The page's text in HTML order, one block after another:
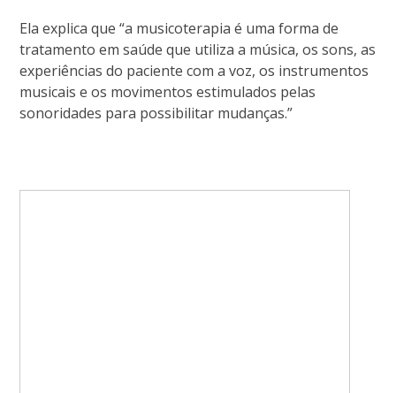
Ela explica que “a musicoterapia é uma forma de
tratamento em saúde que utiliza a música, os sons, as
experiências do paciente com a voz, os instrumentos
musicais e os movimentos estimulados pelas
sonoridades para possibilitar mudanças.”